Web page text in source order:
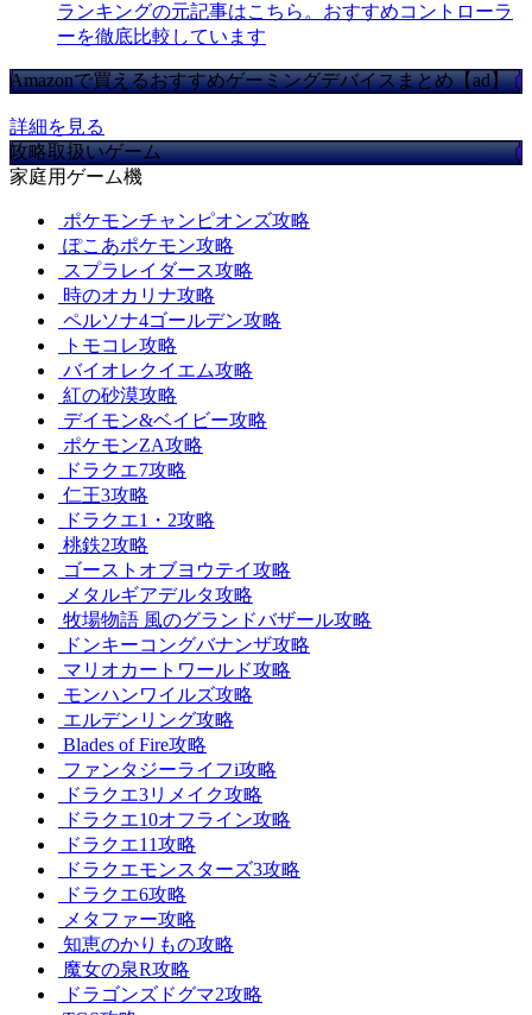
ランキングの元記事はこちら。おすすめコントローラ
ーを徹底比較しています
Amazonで買えるおすすめゲーミングデバイスまとめ【ad】
詳細を見る
攻略取扱いゲーム
家庭用ゲーム機
ポケモンチャンピオンズ攻略
ぽこあポケモン攻略
スプラレイダース攻略
時のオカリナ攻略
ペルソナ4ゴールデン攻略
トモコレ攻略
バイオレクイエム攻略
紅の砂漠攻略
デイモン&ベイビー攻略
ポケモンZA攻略
ドラクエ7攻略
仁王3攻略
ドラクエ1・2攻略
桃鉄2攻略
ゴーストオブヨウテイ攻略
メタルギアデルタ攻略
牧場物語 風のグランドバザール攻略
ドンキーコングバナンザ攻略
マリオカートワールド攻略
モンハンワイルズ攻略
エルデンリング攻略
Blades of Fire攻略
ファンタジーライフi攻略
ドラクエ3リメイク攻略
ドラクエ10オフライン攻略
ドラクエ11攻略
ドラクエモンスターズ3攻略
ドラクエ6攻略
メタファー攻略
知恵のかりもの攻略
魔女の泉R攻略
ドラゴンズドグマ2攻略